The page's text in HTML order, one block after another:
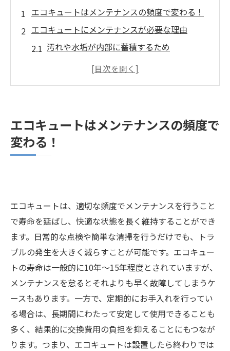
エコキュートはメンテナンスの頻度で変わる！
エコキュートにメンテナンスが必要な理由
汚れや水垢が内部に蓄積するため
電気代や効率に影響が出るため
貯湯タンクの排水（年2〜3回）
フィルター掃除（月1回）
周辺の目視点検（週1回）
頼！
エコキュートはメンテナンス方法や頻度が重要
です
著者情報
エコキュートはメンテナンスの頻度で
変わる！
エコキュートは、適切な頻度でメンテナンスを行うこと
で寿命を延ばし、快適な状態を長く維持することができ
ます。日常的な点検や簡単な清掃を行うだけでも、トラ
ブルの発生を大きく減らすことが可能です。エコキュー
トの寿命は一般的に10年〜15年程度とされていますが、
メンテナンスを怠るとそれよりも早く故障してしまうケ
ースもあります。一方で、定期的にお手入れを行ってい
る場合は、長期間にわたって安定して使用できることも
多く、結果的に交換費用の負担を抑えることにもつなが
ります。つまり、エコキュートは設置したら終わりでは